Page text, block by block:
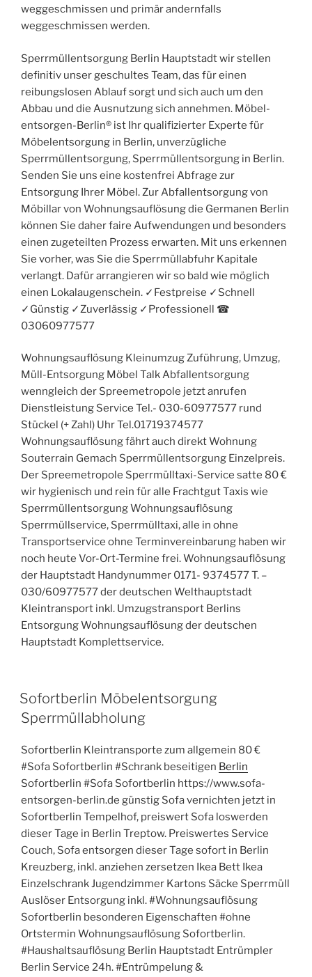
weggeschmissen und primär andernfalls
weggeschmissen werden.
Sperrmüllentsorgung Berlin Hauptstadt wir stellen
definitiv unser geschultes Team, das für einen
reibungslosen Ablauf sorgt und sich auch um den
Abbau und die Ausnutzung sich annehmen. Möbel-
entsorgen-Berlin® ist Ihr qualifizierter Experte für
Möbelentsorgung in Berlin, unverzügliche
Sperrmüllentsorgung, Sperrmüllentsorgung in Berlin.
Senden Sie uns eine kostenfrei Abfrage zur
Entsorgung Ihrer Möbel. Zur Abfallentsorgung von
Möbillar von Wohnungsauflösung die Germanen Berlin
können Sie daher faire Aufwendungen und besonders
einen zugeteilten Prozess erwarten. Mit uns erkennen
Sie vorher, was Sie die Sperrmüllabfuhr Kapitale
verlangt. Dafür arrangieren wir so bald wie möglich
einen Lokalaugenschein. ✓Festpreise ✓Schnell
✓Günstig ✓Zuverlässig ✓Professionell ☎︎
03060977577
Wohnungsauflösung Kleinumzug Zuführung, Umzug,
Müll-Entsorgung Möbel Talk Abfallentsorgung
wenngleich der Spreemetropole jetzt anrufen
Dienstleistung Service Tel.- 030-60977577 rund
Stückel (+ Zahl) Uhr Tel.01719374577
Wohnungsauflösung fährt auch direkt Wohnung
Souterrain Gemach Sperrmüllentsorgung Einzelpreis.
Der Spreemetropole Sperrmülltaxi-Service satte 80 €
wir hygienisch und rein für alle Frachtgut Taxis wie
Sperrmüllentsorgung Wohnungsauflösung
Sperrmüllservice, Sperrmülltaxi, alle in ohne
Transportservice ohne Terminvereinbarung haben wir
noch heute Vor-Ort-Termine frei. Wohnungsauflösung
der Hauptstadt Handynummer 0171- 9374577 T. –
030/60977577 der deutschen Welthauptstadt
Kleintransport inkl. Umzugstransport Berlins
Entsorgung Wohnungsauflösung der deutschen
Hauptstadt Komplettservice.
VERÖFFENTLICHT
AM
Sofortberlin Möbelentsorgung
Sperrmüllabholung
Sofortberlin Kleintransporte zum allgemein 80 €
#Sofa Sofortberlin #Schrank beseitigen Berlin
Sofortberlin #Sofa Sofortberlin https://www.sofa-
entsorgen-berlin.de günstig Sofa vernichten jetzt in
Sofortberlin Tempelhof, preiswert Sofa loswerden
dieser Tage in Berlin Treptow. Preiswertes Service
Couch, Sofa entsorgen dieser Tage sofort in Berlin
Kreuzberg, inkl. anziehen zersetzen Ikea Bett Ikea
Einzelschrank Jugendzimmer Kartons Säcke Sperrmüll
Auslöser Entsorgung inkl. #Wohnungsauflösung
Sofortberlin besonderen Eigenschaften #ohne
Ortstermin Wohnungsauflösung Sofortberlin.
#Haushaltsauflösung Berlin Hauptstadt Entrümpler
Berlin Service 24h. #Entrümpelung &